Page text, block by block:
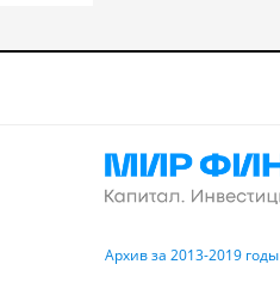
Архив за 2013-2019 годы